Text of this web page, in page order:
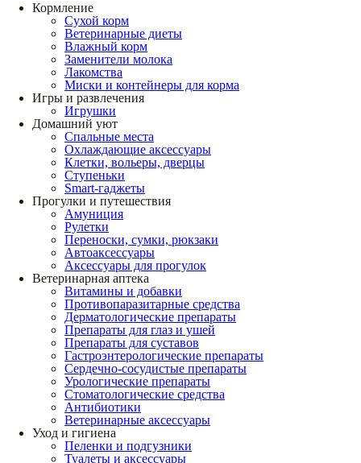
Кормление
Сухой корм
Ветеринарные диеты
Влажный корм
Заменители молока
Лакомства
Миски и контейнеры для корма
Игры и развлечения
Игрушки
Домашний уют
Спальные места
Охлаждающие аксессуары
Клетки, вольеры, дверцы
Ступеньки
Smart-гаджеты
Прогулки и путешествия
Амуниция
Рулетки
Переноски, сумки, рюкзаки
Автоаксессуары
Аксессуары для прогулок
Ветеринарная аптека
Витамины и добавки
Противопаразитарные средства
Дерматологические препараты
Препараты для глаз и ушей
Препараты для суставов
Гастроэнтерологические препараты
Сердечно-сосудистые препараты
Урологические препараты
Стоматологические средства
Антибиотики
Ветеринарные аксессуары
Уход и гигиена
Пеленки и подгузники
Туалеты и аксессуары